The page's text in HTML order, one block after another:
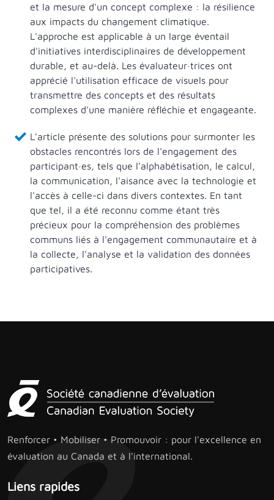
et la mesure d'un concept complexe : la résilience
aux impacts du changement climatique.
L'approche est applicable à un large éventail
d'initiatives interdisciplinaires de développement
durable, et au-delà. Les évaluateur·trices ont
apprécié l'utilisation efficace de visuels pour
transmettre des concepts et des résultats
complexes d'une manière réfléchie et engageante.
L'article présente des solutions pour surmonter les
obstacles rencontrés lors de l'engagement des
participant·es, tels que l'alphabétisation, le calcul,
la communication, l'aisance avec la technologie et
l'accès à celle-ci dans divers contextes. En tant
que tel, il a été reconnu comme étant très
précieux pour la compréhension des problèmes
communs liés à l'engagement communautaire et à
la collecte, l'analyse et la validation des données
participatives.
Renforcer • Mobiliser • Promouvoir : pour l'excellence en
évaluation au Canada et à l'international.
Liens rapides